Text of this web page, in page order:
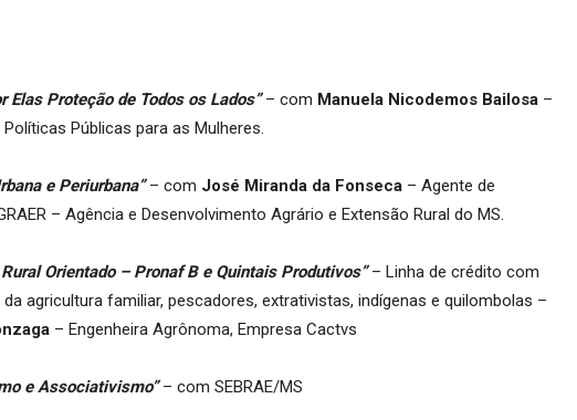
Elas Proteção de Todos os Lados”– com Manuela Nicodemos Bailosa –
Públicas para as Mulheres.
e Periurbana” – com José Miranda da Fonseca – Agente de
– Agência e Desenvolvimento Agrário e Extensão Rural do MS.
Orientado – Pronaf B e Quintais Produtivos”– Linha de crédito com
agricultura familiar, pescadores, extrativistas, indígenas e quilombolas –
– Engenheira Agrônoma, Empresa Cactvs
e Associativismo” – com SEBRAE/MS